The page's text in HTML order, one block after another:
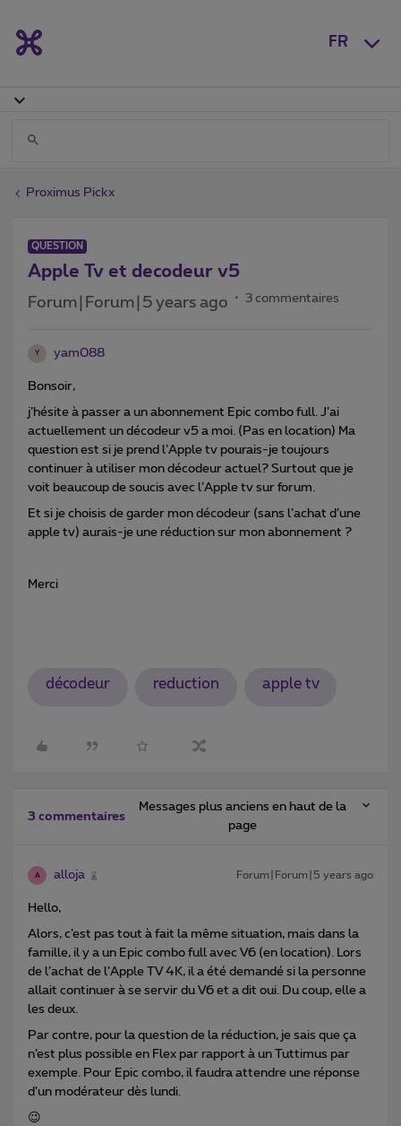
FR
Proximus Pickx
QUESTION
Apple Tv et decodeur v5
Forum|Forum|5 years ago 3 commentaires
Y yam088
Bonsoir,
j’hésite à passer a un abonnement Epic combo full. J’ai
actuellement un décodeur v5 a moi. (Pas en location) Ma
question est si je prend l’Apple tv pourais-je toujours
continuer à utiliser mon décodeur actuel? Surtout que je
voit beaucoup de soucis avec l’Apple tv sur forum.
Et si je choisis de garder mon décodeur (sans l’achat d’une
apple tv) aurais-je une réduction sur mon abonnement ?
Merci
décodeur reduction apple tv
3 commentaires
Messages plus anciens en haut de la
page
A alloja Forum|Forum|5 years ago
Hello,
Alors, c’est pas tout à fait la même situation, mais dans la
famille, il y a un Epic combo full avec V6 (en location). Lors
de l’achat de l’Apple TV 4K, il a été demandé si la personne
allait continuer à se servir du V6 et a dit oui. Du coup, elle a
les deux.
Par contre, pour la question de la réduction, je sais que ça
n’est plus possible en Flex par rapport à un Tuttimus par
exemple. Pour Epic combo, il faudra attendre une réponse
d’un modérateur dès lundi.
😉